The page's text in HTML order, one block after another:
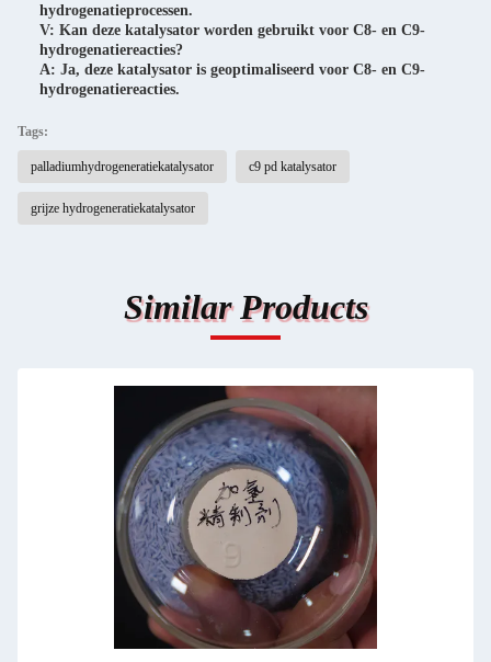
hydrogenatieprocessen.
V: Kan deze katalysator worden gebruikt voor C8- en C9-
hydrogenatiereacties?
A: Ja, deze katalysator is geoptimaliseerd voor C8- en C9-
hydrogenatiereacties.
Tags:
palladiumhydrogeneratiekatalysator c9 pd katalysator
grijze hydrogeneratiekatalysator
Similar Products